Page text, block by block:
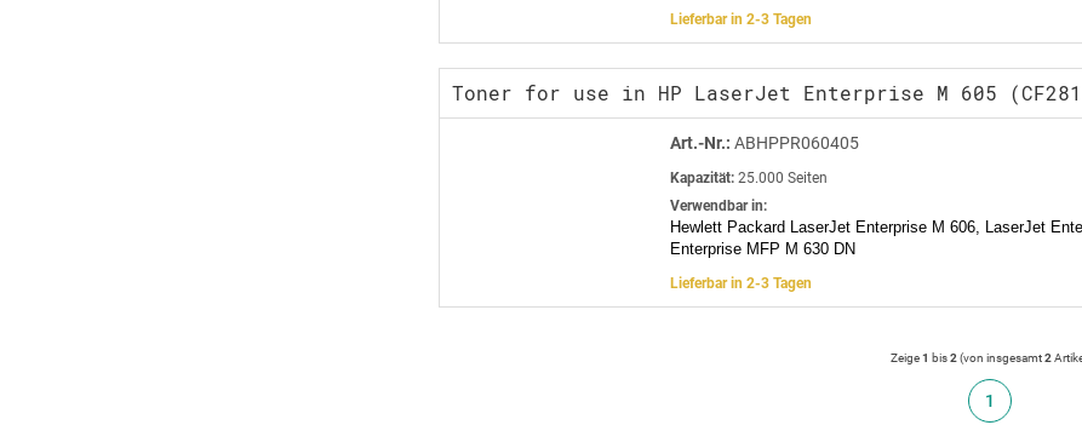
Lieferbar in 2-3 Tagen
Toner for use in HP LaserJet Enterprise M 605
Art.-Nr.: ABHPPR060405
Kapazität: 25.000 Seiten
Verwendbar in:
Hewlett Packard LaserJet Enterprise M 606, LaserJet
Enterprise MFP M 630 DN
Lieferbar in 2-3 Tagen
Zeige1 bis2 (von insgesamt2
1